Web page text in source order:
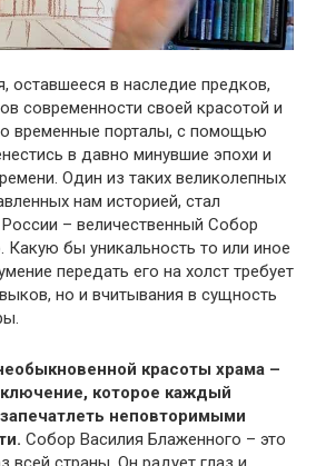
оставшееся в наследие предков,
современности своей красотой и
временные порталы, с помощью
в давно минувшие эпохи и
Один из таких великолепных
нам историей, стал
– величественный Собор
Какую бы уникальность то или иное
передать его на холст требует
но и вчитывания в сущность
красоты храма –
которое каждый
неповторимыми
Собор Василия Блаженного – это